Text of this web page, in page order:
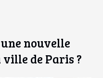
nouvelle
de Paris ?